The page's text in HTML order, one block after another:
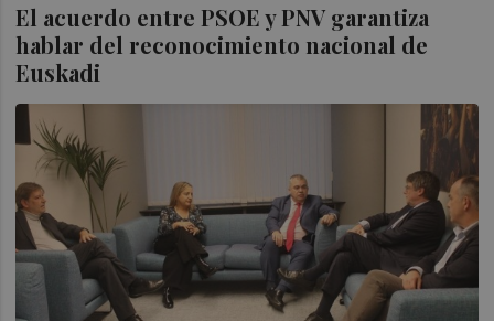
El acuerdo entre PSOE y PNV garantiza
hablar del reconocimiento nacional de
Euskadi